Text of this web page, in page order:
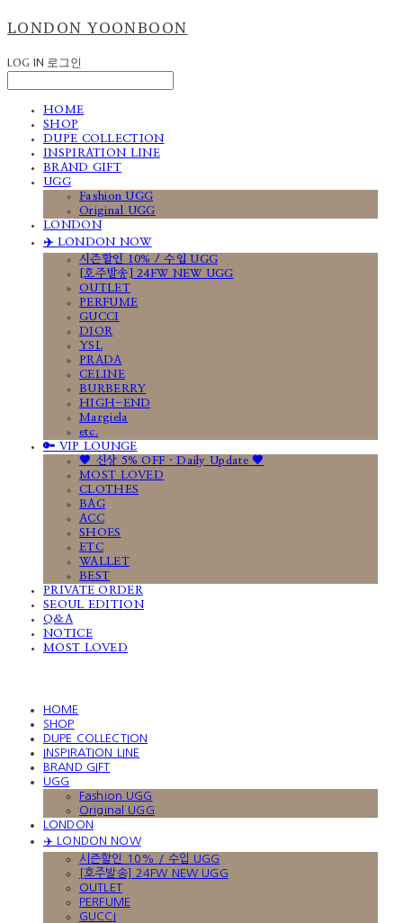
LONDON YOONBOON
LOG IN 로그인
HOME
SHOP
DUPE COLLECTION
INSPIRATION LINE
BRAND GIFT
UGG
Fashion UGG
Original UGG
LONDON
✈️ LONDON NOW
시즌할인 10% / 수입 UGG
[호주발송] 24FW NEW UGG
OUTLET
PERFUME
GUCCI
DIOR
YSL
PRADA
CELINE
BURBERRY
HIGH-END
Margiela
etc.
🔑 VIP LOUNGE
🤎 신상 5% OFF · Daily Update 🤎
MOST LOVED
CLOTHES
BAG
ACC
SHOES
ETC
WALLET
BEST
PRIVATE ORDER
SEOUL EDITION
Q&A
NOTICE
MOST LOVED
HOME
SHOP
DUPE COLLECTION
INSPIRATION LINE
BRAND GIFT
UGG
Fashion UGG
Original UGG
LONDON
✈️ LONDON NOW
시즌할인 10% / 수입 UGG
[호주발송] 24FW NEW UGG
OUTLET
PERFUME
GUCCI